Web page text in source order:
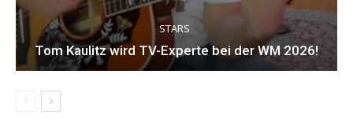
STARS
Tom Kaulitz wird TV-Experte bei der WM 2026!